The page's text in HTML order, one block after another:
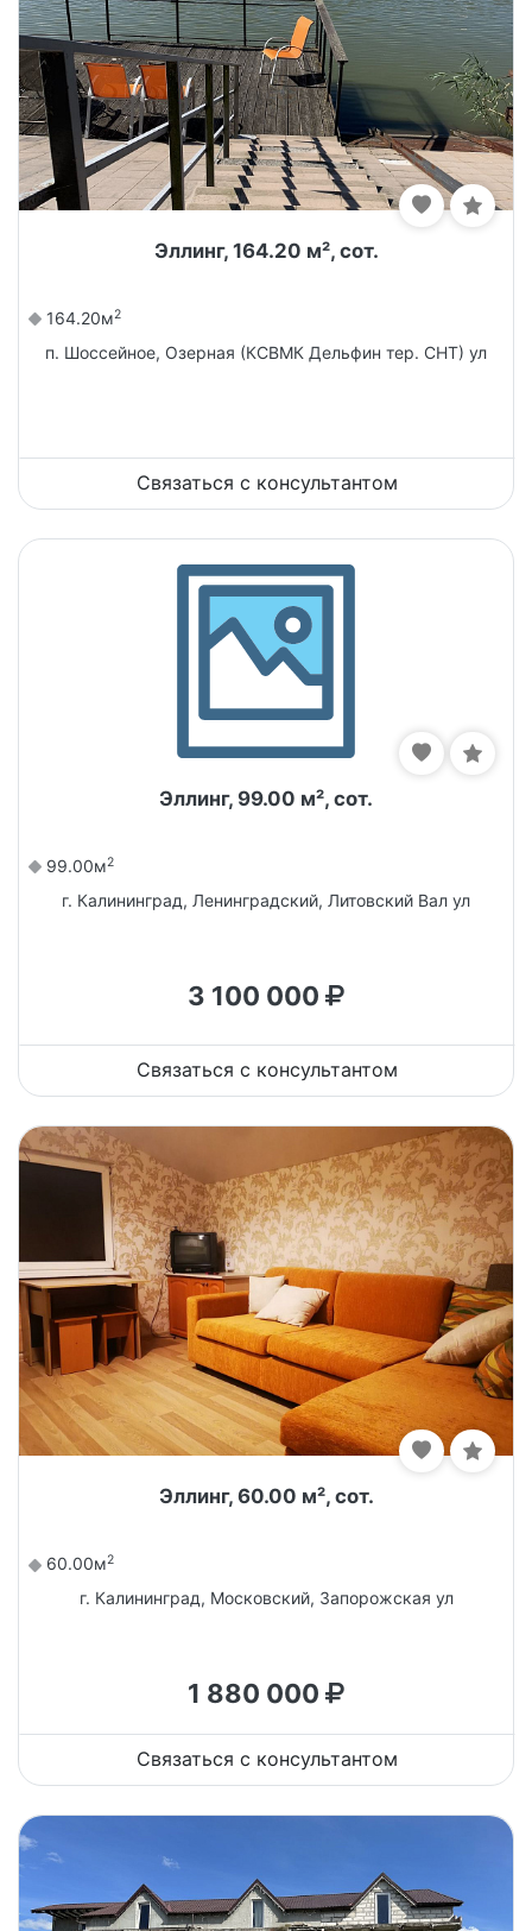
Эллинг, 164.20 м², сот.
164.20м2
п. Шоссейное, Озерная (КСВМК Дельфин тер. СНТ) ул
Связаться с консультантом
Эллинг, 99.00 м², сот.
99.00м2
г. Калининград, Ленинградский, Литовский Вал ул
3 100 000
Связаться с консультантом
Эллинг, 60.00 м², сот.
60.00м2
г. Калининград, Московский, Запорожская ул
1 880 000
Связаться с консультантом